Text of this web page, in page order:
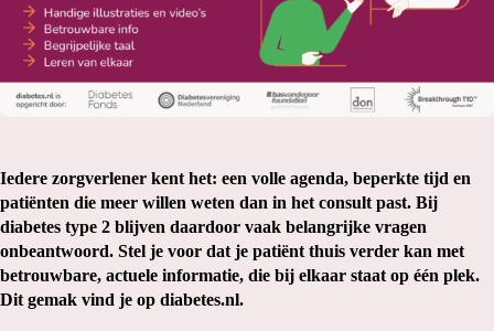
Iedere zorgverlener kent het: een volle agenda, beperkte tijd en
patiënten die meer willen weten dan in het consult past. Bij
diabetes type 2 blijven daardoor vaak belangrijke vragen
onbeantwoord. Stel je voor dat je patiënt thuis verder kan met
betrouwbare, actuele informatie, die bij elkaar staat op één plek.
Dit gemak vind je op diabetes.nl.